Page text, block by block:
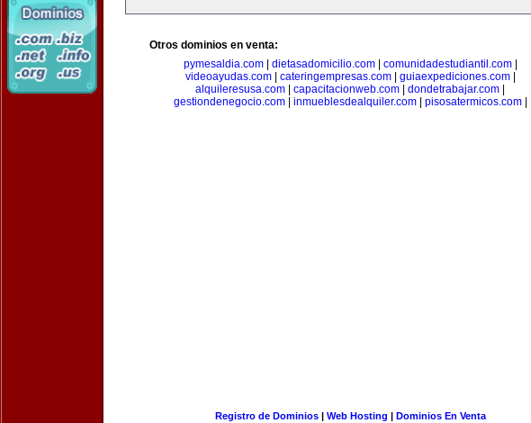
Otros dominios en venta:
pymesaldia.com| dietasadomicilio.com| comunidadestudiantil.com|
videoayudas.com| cateringempresas.com| guiaexpediciones.com|
alquileresusa.com
capacitacionweb.com dondetrabajar.com
gestiondenegocio.com| inmueblesdealquiler.com| pisosatermicos.com|
Registro de Dominios| Web Hosting | Dominios En Venta